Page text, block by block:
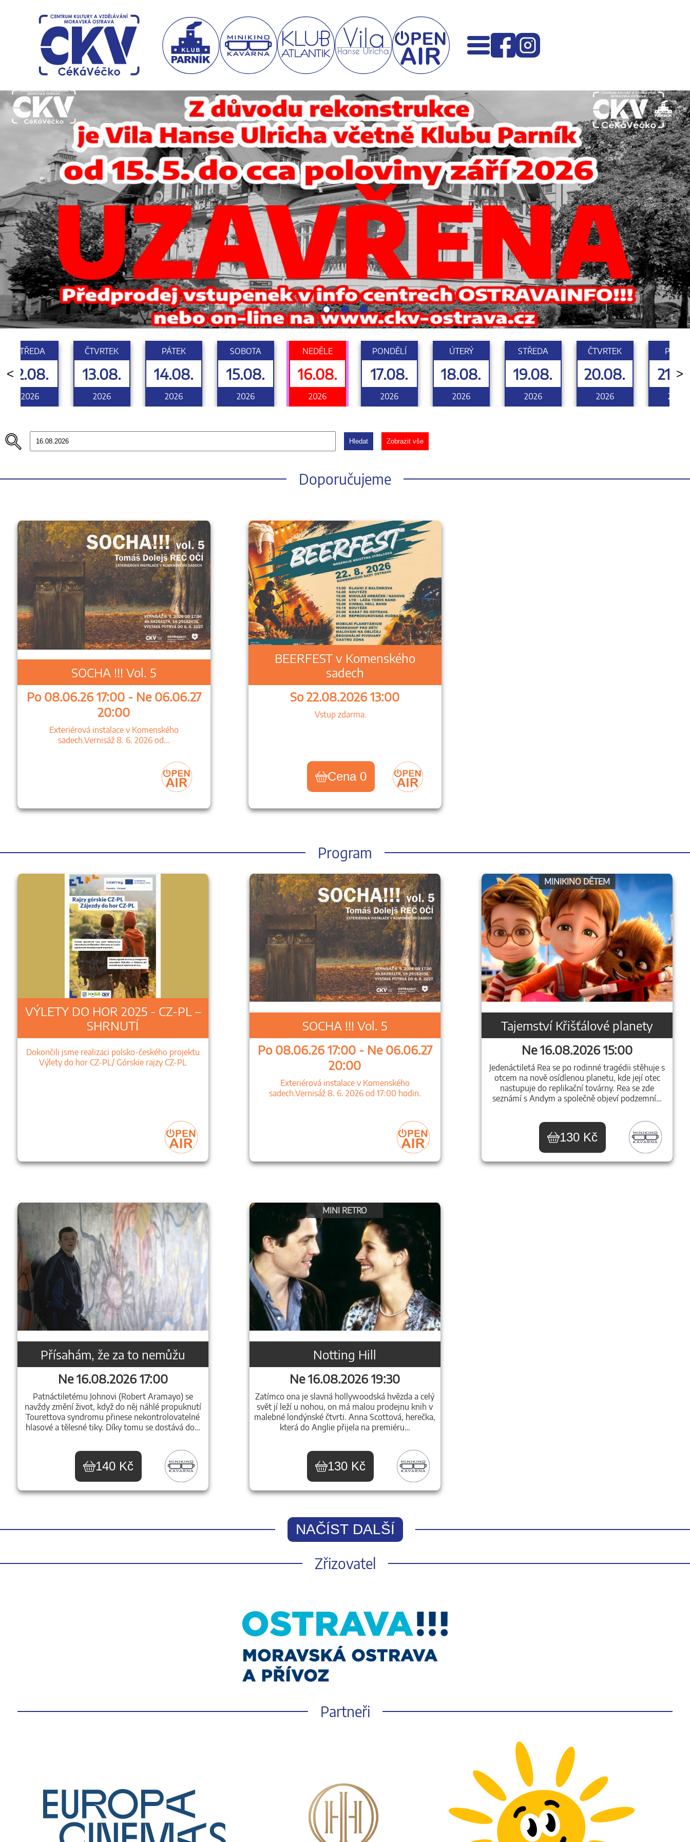
<
STŘEDA
12.08.
2026
ČTVRTEK
13.08.
2026
PÁTEK
14.08.
2026
SOBOTA
15.08.
2026
NEDĚLE
16.08.
2026
PONDĚLÍ
17.08.
2026
ÚTERÝ
18.08.
2026
STŘEDA
19.08.
2026
ČTVRTEK
20.08.
2026
PÁTEK
2026
>
Hledat Zobrazit vše
Doporučujeme
SOCHA !!! Vol. 5
Po 08.06.26 17:00 - Ne 06.06.27
20:00
Exteriérová instalace v Komenského
sadech.Vernisáž 8. 6. 2026 od...
BEERFEST v Komenského
sadech
So 22.08.2026 13:00
Vstup zdarma.
Cena 0
Program
VÝLETY DO HOR 2025 - CZ-PL –
SHRNUTÍ
Dokončili jsme realizaci polsko-českého projektu
Výlety do hor CZ-PL/ Górskie rajzy CZ-PL
SOCHA !!! Vol. 5
Po 08.06.26 17:00 - Ne 06.06.27
20:00
Exteriérová instalace v Komenského
sadech.Vernisáž 8. 6. 2026 od 17:00 hodin.
MINIKINO DĚTEM
Tajemství Křišťálové planety
Ne 16.08.2026 15:00
Jedenáctiletá Rea se po rodinné tragédii stěhuje s
otcem na nově osídlenou planetu, kde její otec
nastupuje do replikační továrny. Rea se zde
seznámí s Andym a společně objeví podzemní…
130 Kč
Přísahám, že za to nemůžu
Ne 16.08.2026 17:00
Patnáctiletému Johnovi (Robert Aramayo) se
navždy změní život, když do něj náhlé propuknutí
Tourettova syndromu přinese nekontrolovatelné
hlasové a tělesné tiky. Díky tomu se dostává do…
140 Kč
MINI RETRO
Notting Hill
Ne 16.08.2026 19:30
Zatímco ona je slavná hollywoodská hvězda a celý
svět jí leží u nohou, on má malou prodejnu knih v
malebné londýnské čtvrti. Anna Scottová, herečka,
která do Anglie přijela na premiéru…
130 Kč
NAČÍST DALŠÍ
Zřizovatel
Partneři